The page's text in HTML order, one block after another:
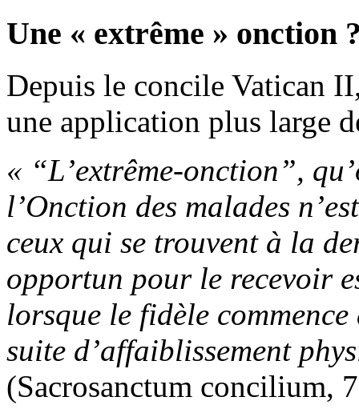
Une « extrême » onction
Depuis le concile Vatican
une application plus large
« “L’extrême-onction”,
l’Onction des malades
ceux qui se trouvent à la
opportun pour le recevoir
lorsque le fidèle
suite d’affaiblissement
(Sacrosanctum concilium,